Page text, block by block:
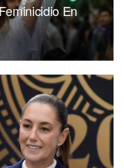
En